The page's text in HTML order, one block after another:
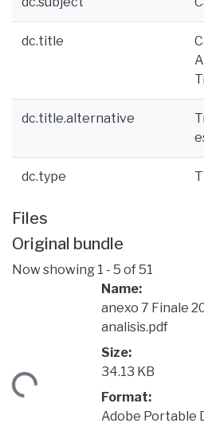
dc.title
dc.title.alternative
dc.type
Files
Original bundle
Now showing 1 - 5 of 51
Name:
anexo 7 Finale
analisis.pdf
Size:
34.13 KB
Format:
Adobe Portable